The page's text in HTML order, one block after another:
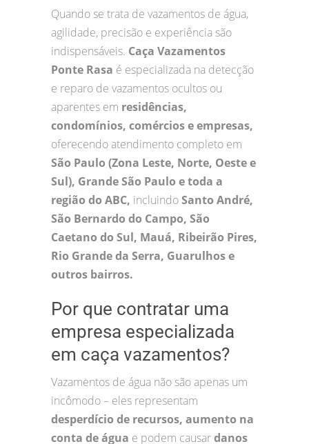
Quando se trata de vazamentos de água,
agilidade, precisão e experiência são
indispensáveis. Caça Vazamentos
Ponte Rasa é especializada na detecção
e reparo de vazamentos ocultos ou
aparentes em residências,
condomínios, comércios e empresas,
oferecendo atendimento completo em
São Paulo (Zona Leste, Norte, Oeste e
Sul), Grande São Paulo e toda a
região do ABC, incluindoSanto André,
São Bernardo do Campo, São
Caetano do Sul, Mauá, Ribeirão Pires,
Rio Grande da Serra, Guarulhos e
outros bairros.
Por que contratar uma
empresa especializada
em caça vazamentos?
Vazamentos de água não são apenas um
incômodo – eles representam
desperdício de recursos, aumento na
conta de água e podem causardanos